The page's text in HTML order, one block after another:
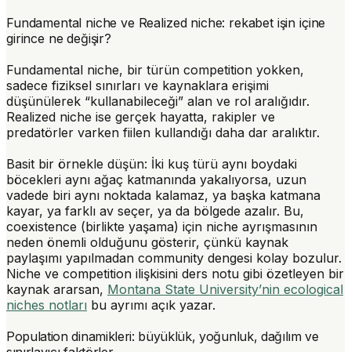
Fundamental niche ve Realized niche: rekabet işin içine
girince ne değişir?
Fundamental niche, bir türün competition yokken,
sadece fiziksel sınırları ve kaynaklara erişimi
düşünülerek “kullanabileceği” alan ve rol aralığıdır.
Realized niche ise gerçek hayatta, rakipler ve
predatörler varken fiilen kullandığı daha dar aralıktır.
Basit bir örnekle düşün: İki kuş türü aynı boydaki
böcekleri aynı ağaç katmanında yakalıyorsa, uzun
vadede biri aynı noktada kalamaz, ya başka katmana
kayar, ya farklı av seçer, ya da bölgede azalır. Bu,
coexistence (birlikte yaşama) için niche ayrışmasının
neden önemli olduğunu gösterir, çünkü kaynak
paylaşımı yapılmadan community dengesi kolay bozulur.
Niche ve competition ilişkisini ders notu gibi özetleyen bir
kaynak ararsan, Montana State University’nin ecological
niches notları bu ayrımı açık yazar.
Population dinamikleri: büyüklük, yoğunluk, dağılım ve